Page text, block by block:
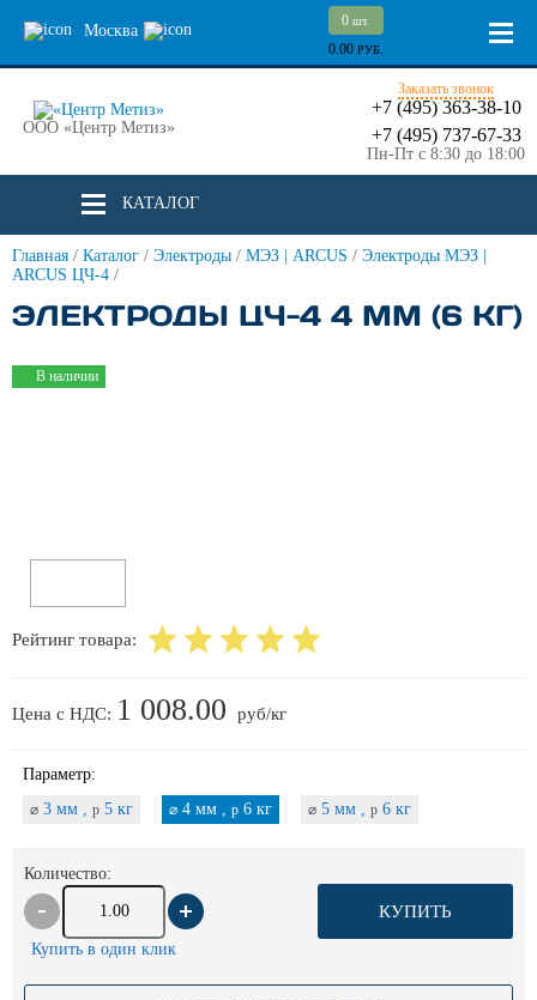
Москва
0 шт.
0.00 РУБ.
ООО «Центр Метиз»
Заказать звонок
+7 (495) 363-38-10
+7 (495) 737-67-33
Пн-Пт с 8:30 до 18:00
КАТАЛОГ
Главная / Каталог / Электроды / МЭЗ | ARCUS / Электроды МЭЗ |
ARCUS ЦЧ-4 /
ЭЛЕКТРОДЫ ЦЧ-4 4 ММ (6 КГ)
В наличии
Рейтинг товара:
Цена с НДС: 1 008.00 руб/кг
Параметр:
⌀ 3 мм , p 5 кг ⌀ 4 мм , p 6 кг ⌀ 5 мм , p 6 кг
Количество:
КУПИТЬ
Купить в один клик